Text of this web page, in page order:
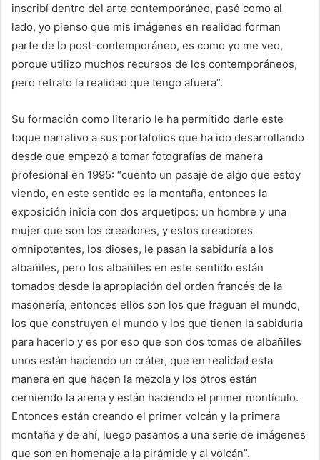
inscribí dentro del arte contemporáneo, pasé como al
lado, yo pienso que mis imágenes en realidad forman
parte de lo post-contemporáneo, es como yo me veo,
porque utilizo muchos recursos de los contemporáneos,
pero retrato la realidad que tengo afuera”.
Su formación como literario le ha permitido darle este
toque narrativo a sus portafolios que ha ido desarrollando
desde que empezó a tomar fotografías de manera
profesional en 1995: “cuento un pasaje de algo que estoy
viendo, en este sentido es la montaña, entonces la
exposición inicia con dos arquetipos: un hombre y una
mujer que son los creadores, y estos creadores
omnipotentes, los dioses, le pasan la sabiduría a los
albañiles, pero los albañiles en este sentido están
tomados desde la apropiación del orden francés de la
masonería, entonces ellos son los que fraguan el mundo,
los que construyen el mundo y los que tienen la sabiduría
para hacerlo y es por eso que son dos tomas de albañiles
unos están haciendo un cráter, que en realidad esta
manera en que hacen la mezcla y los otros están
cerniendo la arena y están haciendo el primer montículo.
Entonces están creando el primer volcán y la primera
montaña y de ahí, luego pasamos a una serie de imágenes
que son en homenaje a la pirámide y al volcán”.